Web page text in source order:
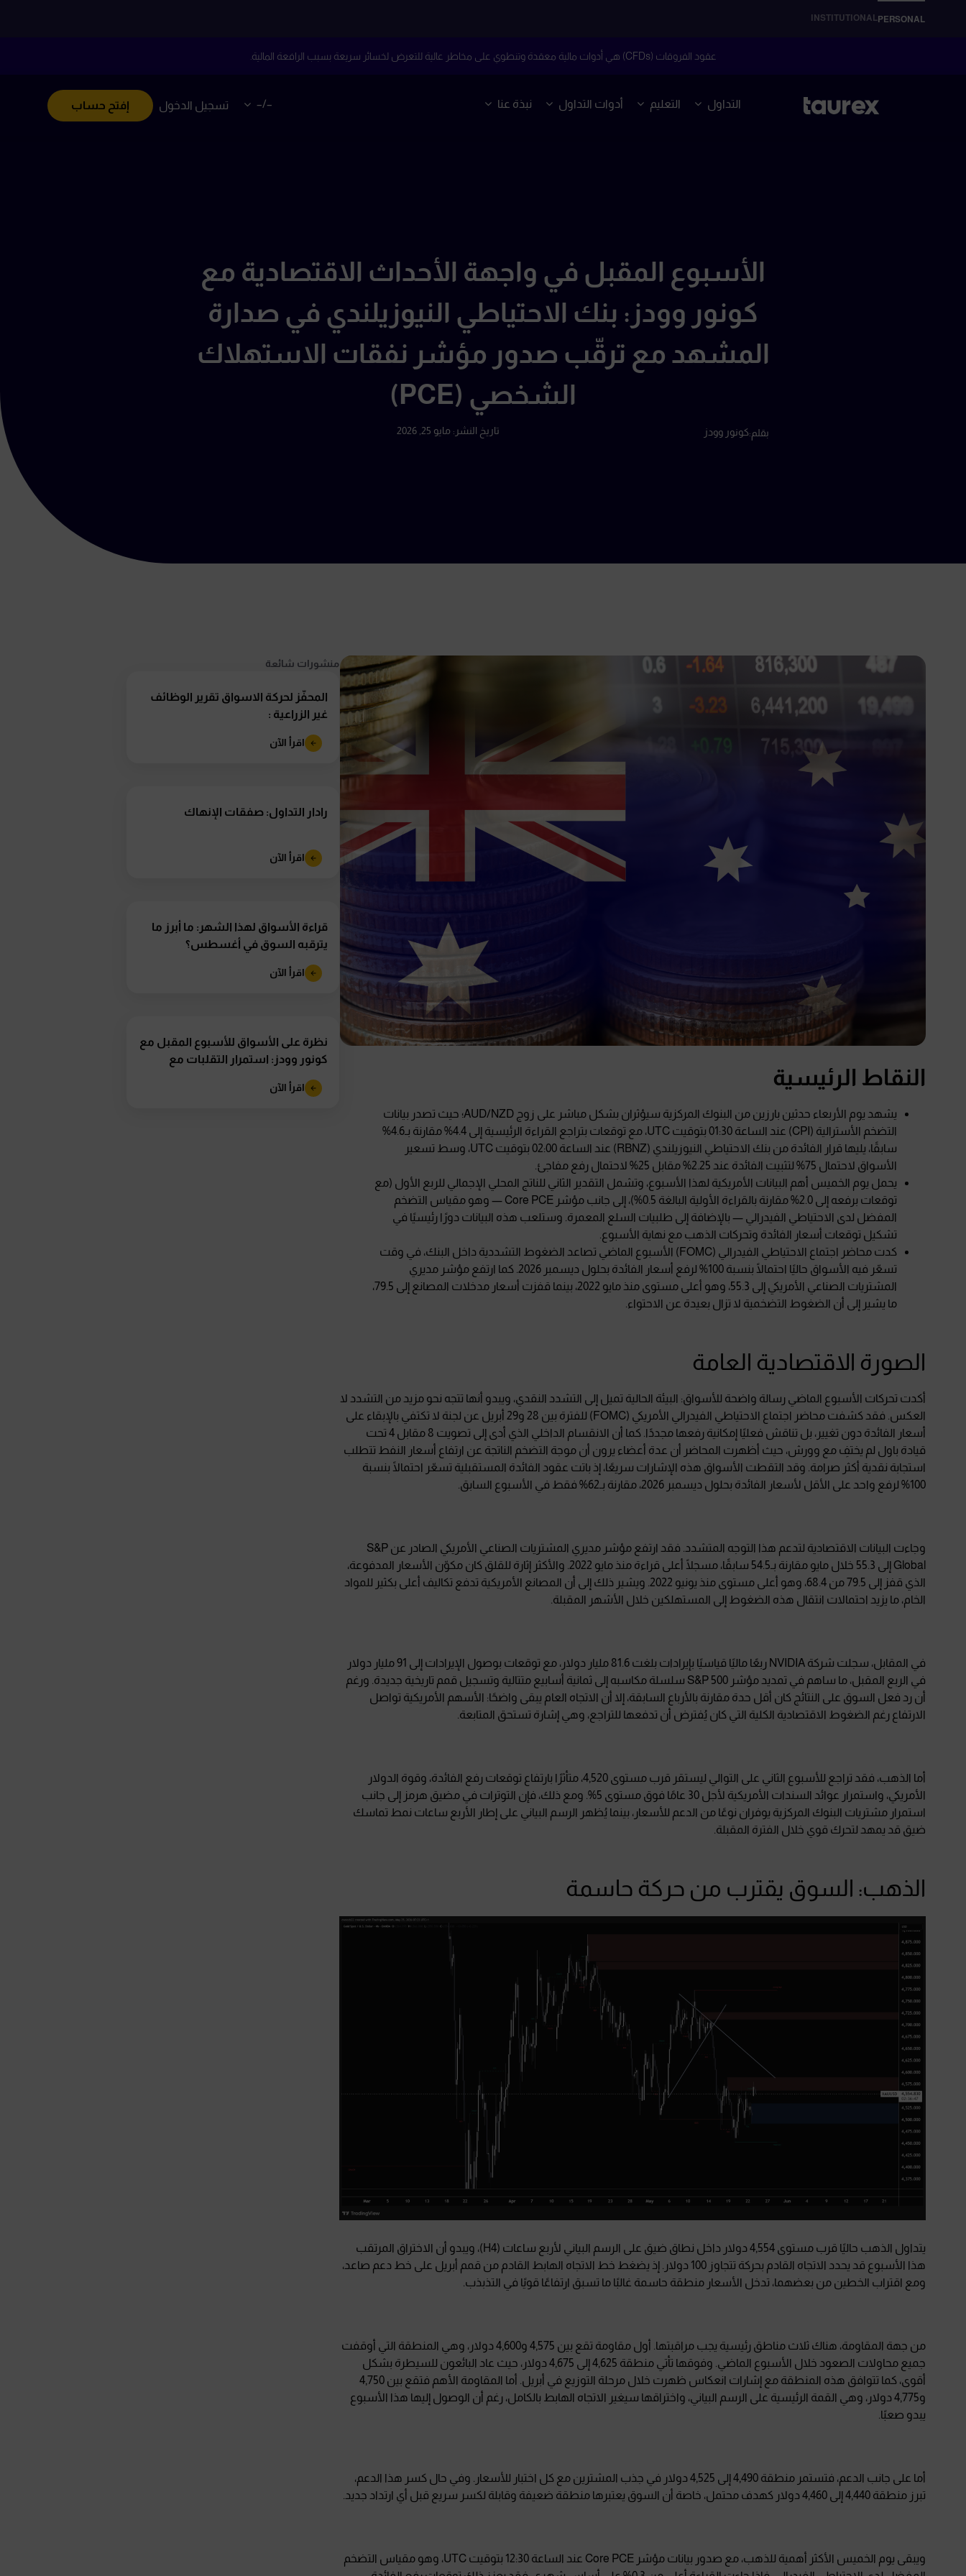
PERSONAL
INSTITUTIONAL
عقود الفروقات (CFDs) هي أدوات مالية معقدة وتنطوي على مخاطر عالية للتعرض لخسائر سريعة بسبب الرافعة المالية.
التداول التعليم أدوات التداول نبذة عنا –/– تسجيل الدخول إفتح حساب
الأسبوع المقبل في واجهة الأحداث الاقتصادية مع
كونور وودز: بنك الاحتياطي النيوزيلندي في صدارة
المشهد مع ترقّب صدور مؤشر نفقات الاستهلاك
الشخصي (PCE)
بقلم:كونور وودز تاريخ النشر: مايو 25, 2026
النقاط الرئيسية
يشهد يوم الأربعاء حدثين بارزين من البنوك المركزية سيؤثران بشكل مباشر على زوج AUD/NZD؛ حيث تصدر بيانات
التضخم الأسترالية (CPI) عند الساعة 01:30 بتوقيت UTC، مع توقعات بتراجع القراءة الرئيسية إلى 4.4% مقارنة بـ4.6%
سابقًا، يليها قرار الفائدة من بنك الاحتياطي النيوزيلندي (RBNZ) عند الساعة 02:00 بتوقيت UTC، وسط تسعير
الأسواق لاحتمال 75% لتثبيت الفائدة عند 2.25% مقابل 25% لاحتمال رفع مفاجئ.
يحمل يوم الخميس أهم البيانات الأمريكية لهذا الأسبوع، وتشمل التقدير الثاني للناتج المحلي الإجمالي للربع الأول (مع
توقعات برفعه إلى 2.0% مقارنة بالقراءة الأولية البالغة 0.5%)، إلى جانب مؤشر Core PCE — وهو مقياس التضخم
المفضل لدى الاحتياطي الفيدرالي — بالإضافة إلى طلبيات السلع المعمرة. وستلعب هذه البيانات دورًا رئيسيًا في
تشكيل توقعات أسعار الفائدة وتحركات الذهب مع نهاية الأسبوع.
كدت محاضر اجتماع الاحتياطي الفيدرالي (FOMC) الأسبوع الماضي تصاعد الضغوط التشددية داخل البنك، في وقت
تسعّر فيه الأسواق حاليًا احتمالًا بنسبة 100% لرفع أسعار الفائدة بحلول ديسمبر 2026. كما ارتفع مؤشر مديري
المشتريات الصناعي الأمريكي إلى 55.3، وهو أعلى مستوى منذ مايو 2022، بينما قفزت أسعار مدخلات المصانع إلى 79.5،
ما يشير إلى أن الضغوط التضخمية لا تزال بعيدة عن الاحتواء.
الصورة الاقتصادية العامة
أكدت تحركات الأسبوع الماضي رسالة واضحة للأسواق: البيئة الحالية تميل إلى التشدد النقدي، ويبدو أنها تتجه نحو مزيد من التشدد لا
العكس. فقد كشفت محاضر اجتماع الاحتياطي الفيدرالي الأمريكي (FOMC) للفترة بين 28 و29 أبريل عن لجنة لا تكتفي بالإبقاء على
أسعار الفائدة دون تغيير، بل تناقش فعليًا إمكانية رفعها مجددًا. كما أن الانقسام الداخلي الذي أدى إلى تصويت 8 مقابل 4 تحت
قيادة باول لم يختفِ مع وورش، حيث أظهرت المحاضر أن عدة أعضاء يرون أن موجة التضخم الناتجة عن ارتفاع أسعار النفط تتطلب
استجابة نقدية أكثر صرامة. وقد التقطت الأسواق هذه الإشارات سريعًا، إذ باتت عقود الفائدة المستقبلية تسعّر احتمالًا بنسبة
100% لرفع واحد على الأقل لأسعار الفائدة بحلول ديسمبر 2026، مقارنة بـ62% فقط في الأسبوع السابق.
وجاءت البيانات الاقتصادية لتدعم هذا التوجه المتشدد. فقد ارتفع مؤشر مديري المشتريات الصناعي الأمريكي الصادر عن S&P
Global إلى 55.3 خلال مايو مقارنة بـ54.5 سابقًا، مسجلًا أعلى قراءة منذ مايو 2022. والأكثر إثارة للقلق كان مكوّن الأسعار المدفوعة،
الذي قفز إلى 79.5 من 68.4، وهو أعلى مستوى منذ يونيو 2022. ويشير ذلك إلى أن المصانع الأمريكية تدفع تكاليف أعلى بكثير للمواد
الخام، ما يزيد احتمالات انتقال هذه الضغوط إلى المستهلكين خلال الأشهر المقبلة.
في المقابل، سجلت شركة NVIDIA ربعًا ماليًا قياسيًا بإيرادات بلغت 81.6 مليار دولار، مع توقعات بوصول الإيرادات إلى 91 مليار دولار
في الربع المقبل، ما ساهم في تمديد مؤشر S&P 500 سلسلة مكاسبه إلى ثمانية أسابيع متتالية وتسجيل قمم تاريخية جديدة. ورغم
أن رد فعل السوق على النتائج كان أقل حدة مقارنة بالأرباع السابقة، إلا أن الاتجاه العام يبقى واضحًا: الأسهم الأمريكية تواصل
الارتفاع رغم الضغوط الاقتصادية الكلية التي كان يُفترض أن تدفعها للتراجع، وهي إشارة تستحق المتابعة.
أما الذهب، فقد تراجع للأسبوع الثاني على التوالي ليستقر قرب مستوى 4,520، متأثرًا بارتفاع توقعات رفع الفائدة، وقوة الدولار
الأمريكي، واستمرار عوائد السندات الأمريكية لأجل 30 عامًا فوق مستوى 5%. ومع ذلك، فإن التوترات في مضيق هرمز إلى جانب
استمرار مشتريات البنوك المركزية يوفران نوعًا من الدعم للأسعار، بينما يُظهر الرسم البياني على إطار الأربع ساعات نمط تماسك
ضيق قد يمهد لتحرك قوي خلال الفترة المقبلة.
الذهب: السوق يقترب من حركة حاسمة
يتداول الذهب حاليًا قرب مستوى 4,554 دولار داخل نطاق ضيق على الرسم البياني لأربع ساعات (H4)، ويبدو أن الاختراق المرتقب
هذا الأسبوع قد يحدد الاتجاه القادم بحركة تتجاوز 100 دولار. إذ يضغط خط الاتجاه الهابط القادم من قمم أبريل على خط دعم صاعد،
ومع اقتراب الخطين من بعضهما، تدخل الأسعار منطقة حاسمة غالبًا ما تسبق ارتفاعًا قويًا في التذبذب.
من جهة المقاومة، هناك ثلاث مناطق رئيسية يجب مراقبتها. أول مقاومة تقع بين 4,575 و4,600 دولار، وهي المنطقة التي أوقفت
جميع محاولات الصعود خلال الأسبوع الماضي. وفوقها تأتي منطقة 4,625 إلى 4,675 دولار، حيث عاد البائعون للسيطرة بشكل
أقوى، كما تتوافق هذه المنطقة مع إشارات انعكاس ظهرت خلال مرحلة التوزيع في أبريل. أما المقاومة الأهم فتقع بين 4,750
و4,775 دولار، وهي القمة الرئيسية على الرسم البياني، واختراقها سيغير الاتجاه الهابط بالكامل، رغم أن الوصول إليها هذا الأسبوع
يبدو صعبًا.
أما على جانب الدعم، فتستمر منطقة 4,490 إلى 4,525 دولار في جذب المشترين مع كل اختبار للأسعار. وفي حال كسر هذا الدعم،
تبرز منطقة 4,440 إلى 4,460 دولار كهدف محتمل، خاصة أن السوق يعتبرها منطقة ضعيفة وقابلة لكسر سريع قبل أي ارتداد جديد.
ويبقى يوم الخميس الأكثر أهمية للذهب، مع صدور بيانات مؤشر Core PCE عند الساعة 12:30 بتوقيت UTC، وهو مقياس التضخم
منشورات شائعة
المحفّز لحركة الاسواق تقرير الوظائف
غير الزراعية :
اقرأ الآن
رادار التداول: صفقات الإنهاك
اقرأ الآن
قراءة الأسواق لهذا الشهر: ما أبرز ما
يترقبه السوق في أغسطس؟
اقرأ الآن
نظرة على الأسواق للأسبوع المقبل مع
كونور وودز: استمرار التقلبات مع
اقرأ الآن